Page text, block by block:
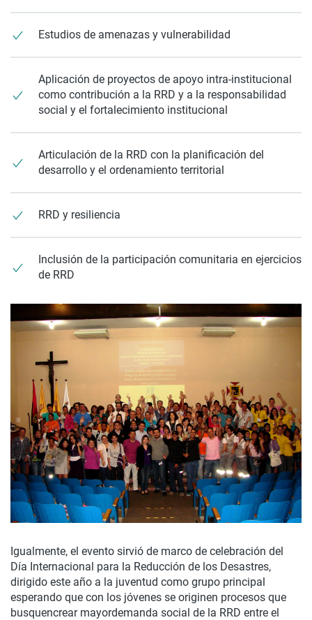
Estudios de amenazas y vulnerabilidad
Aplicación de proyectos de apoyo intra-institucional
como contribución a la RRD y a la responsabilidad
social y el fortalecimiento institucional
Articulación de la RRD con la planificación del
desarrollo y el ordenamiento territorial
RRD y resiliencia
Inclusión de la participación comunitaria en ejercicios
de RRD
Igualmente, el evento sirvió de marco de celebración del
Día Internacional para la Reducción de los Desastres,
dirigido este año a la juventud como grupo principal
esperando que con los jóvenes se originen procesos que
busquencrear mayordemanda social de la RRD entre el